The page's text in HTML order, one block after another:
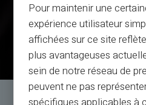
Pour maintenir une
expérience utilisateur
affichées sur ce site
plus avantageuses
sein de notre réseau de
peuvent ne pas